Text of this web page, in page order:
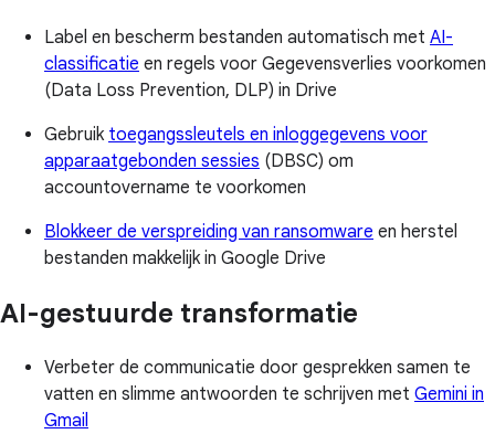
Label en bescherm bestanden automatisch met AI-
classificatie en regels voor Gegevensverlies voorkomen
(Data Loss Prevention, DLP) in Drive
Gebruik toegangssleutels en inloggegevens voor
apparaatgebonden sessies (DBSC) om
accountovername te voorkomen
Blokkeer de verspreiding van ransomware en herstel
bestanden makkelijk in Google Drive
AI-gestuurde transformatie
Verbeter de communicatie door gesprekken samen te
vatten en slimme antwoorden te schrijven met Gemini in
Gmail